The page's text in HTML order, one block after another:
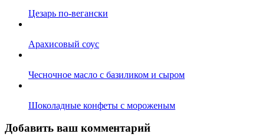
Цезарь по-вегански
Арахисовый соус
Чесночное масло с базиликом и сыром
Шоколадные конфеты с мороженым
Добавить ваш комментарий